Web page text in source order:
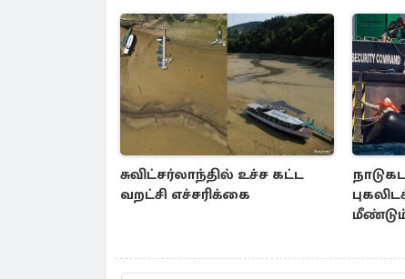
சுவிட்சர்லாந்தில் உச்ச கட்ட
வறட்சி எச்சரிக்கை
மீண்டும்